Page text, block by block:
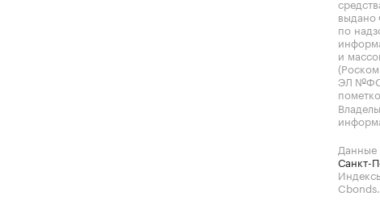
выдано
по
и
ЭЛ
Данные
Санкт-
Cbonds.